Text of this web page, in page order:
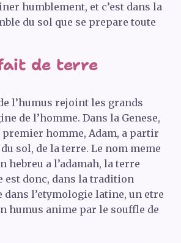
humblement, et c’est dans la
du sol que se prepare toute
fait de terre
l’humus rejoint les grands
de l’homme. Dans la Genese,
premier homme, Adam, a partir
sol, de la terre. Le nom meme
hebreu a l’adamah, la terre
est donc, dans la tradition
dans l’etymologie latine, un etre
humus anime par le souffle de